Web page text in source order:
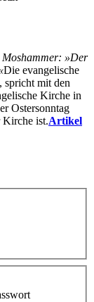
Moshammer: »Der
Die evangelische
spricht mit den
Kirche in
Ostersonntag
Kirche ist.Artikel